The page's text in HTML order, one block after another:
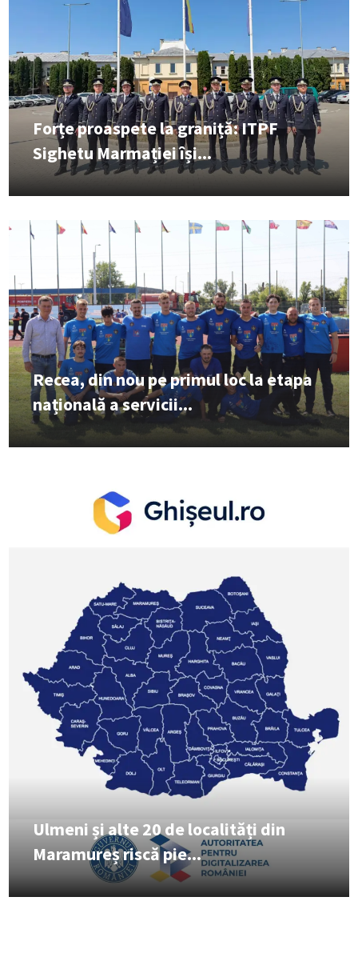
Forțe proaspete la graniță: ITPF
Sighetu Marmației își...
Recea, din nou pe primul loc la etapa
națională a servicii...
Ulmeni și alte 20 de localități din
Maramureș riscă pie...